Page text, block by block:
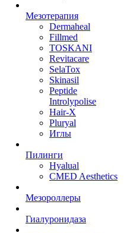
Мезотерапия
Dermaheal
Fillmed
TOSKANI
Revitacare
SelaTox
Skinasil
Peptide
Introlypolise
Hair-X
Pluryal
Иглы
Пилинги
Hyalual
CMED Aesthetics
Мезороллеры
Гиалуронидаза